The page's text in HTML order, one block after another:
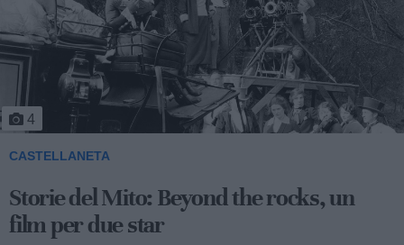
5
CASTELLANETA
Storie del Mito: Uno sceicco esuberante
Valentino fu consacrato attore internazionale, come abbiamo